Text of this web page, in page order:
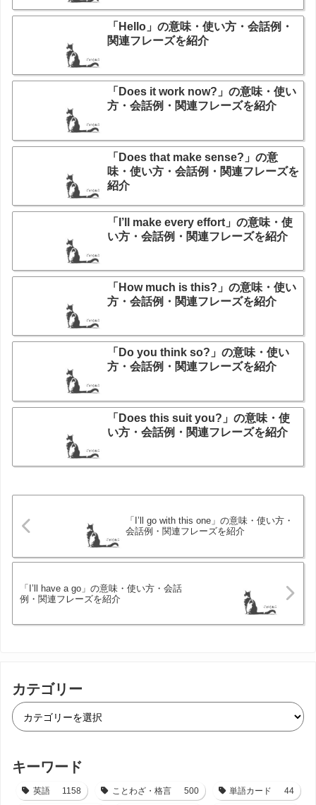
「Hello」の意味・使い方・会話例・
関連フレーズを紹介
「Does it work now?」の意味・使い
方・会話例・関連フレーズを紹介
「Does that make sense?」の意
味・使い方・会話例・関連フレーズを
紹介
「I’ll make every effort」の意味・使
い方・会話例・関連フレーズを紹介
「How much is this?」の意味・使い
方・会話例・関連フレーズを紹介
「Do you think so?」の意味・使い
方・会話例・関連フレーズを紹介
「Does this suit you?」の意味・使
い方・会話例・関連フレーズを紹介
「I’ll go with this one」の意味・使い方・
会話例・関連フレーズを紹介
「I’ll have a go」の意味・使い方・会話
例・関連フレーズを紹介
カテゴリー
キーワード
英語 1158 ことわざ・格言 500 単語カード 44